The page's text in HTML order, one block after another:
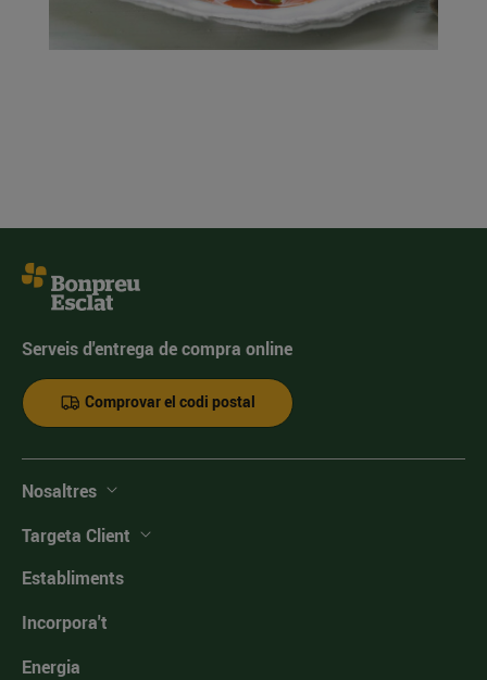
Serveis d'entrega de compra online
Comprovar el codi postal
Nosaltres
Targeta Client
Establiments
Incorpora't
Energia